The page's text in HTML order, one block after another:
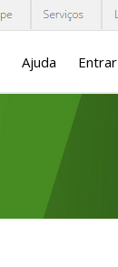
Ajuda Entrar